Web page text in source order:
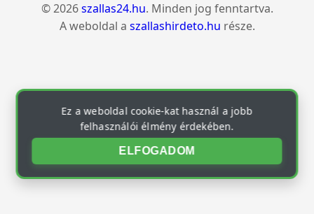
© 2026szallas24.hu. Minden jog fenntartva.
A weboldal a szallashirdeto.hu része.
Ez a weboldal cookie-kat használ a jobb
felhasználói élmény érdekében.
ELFOGADOM